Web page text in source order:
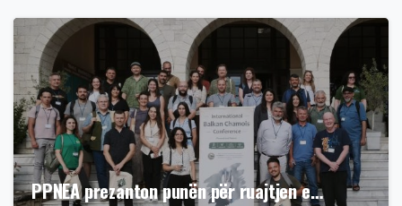
PPNEA prezanton punën për ruajtjen e…